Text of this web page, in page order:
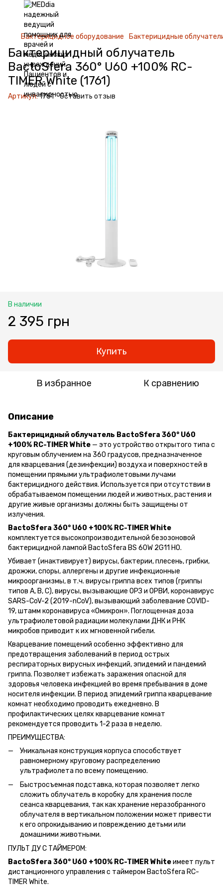
Бактерицидное оборудование Бактерицидные
Бактерицидный облучатель
BactoSfera 360° U60 +100% RC-
TIMER White (1761)
Артикул:1761 Оставить отзыв
В наличии
2 395 грн
Купить
В избранное К сравнению
Описание
Бактерицидный облучатель BactoSfera 360° U60
+100% RC-TIMER White — это устройство открытого типа с
круговым облучением на 360 градусов, предназначенное
для кварцевания (дезинфекции) воздуха и поверхностей в
помещении прямыми ультрафиолетовыми лучами
бактерицидного действия. Используется при отсутствии в
обрабатываемом помещении людей и животных, растения и
другие живые организмы должны быть защищены от
излучения.
BactoSfera 360° U60 +100% RC-TIMER White
комплектуется высокопроизводительной безозоновой
бактерицидной лампой BactoSfera BS 60W 2G11 HO.
Убивает (инактивирует) вирусы, бактерии, плесень, грибки,
дрожжи, споры, аллергены и другие инфекционные
микроорганизмы, в т.ч. вирусы гриппа всех типов (гриппы
типов A, B, C), вирусы, вызывающие ОРЗ и ОРВИ, коронавирус
SARS-CoV-2 (2019-nCoV), вызывающий заболевание COVID-
19, штамм коронавируса «Омикрон». Поглощенная доза
ультрафиолетовой радиации молекулами ДНК и РНК
микробов приводит к их мгновенной гибели.
Кварцевание помещений особенно эффективно для
предотвращения заболеваний в период острых
респираторных вирусных инфекций, эпидемий и пандемий
гриппа. Позволяет избежать заражения опасной для
здоровья человека инфекцией во время пребывания в доме
носителя инфекции. В период эпидемий гриппа кварцевание
комнат необходимо проводить ежедневно. В
профилактических целях кварцевание комнат
рекомендуется проводить 1-2 раза в неделю.
ПРЕИМУЩЕСТВА:
Уникальная конструкция корпуса способствует
равномерному круговому распределению
ультрафиолета по всему помещению.
Быстросъемная подставка, которая позволяет легко
сложить облучатель в коробку для хранения после
сеанса кварцевания, так как хранение неразобранного
облучателя в вертикальном положении может привести
к его опрокидыванию и повреждению детьми или
домашними животными.
ПУЛЬТ ДУ С ТАЙМЕРОМ:
BactoSfera 360° U60 +100% RC-TIMER Whiteимеет пульт
дистанционного управления с таймером BactoSfera RC-
TIMER White.